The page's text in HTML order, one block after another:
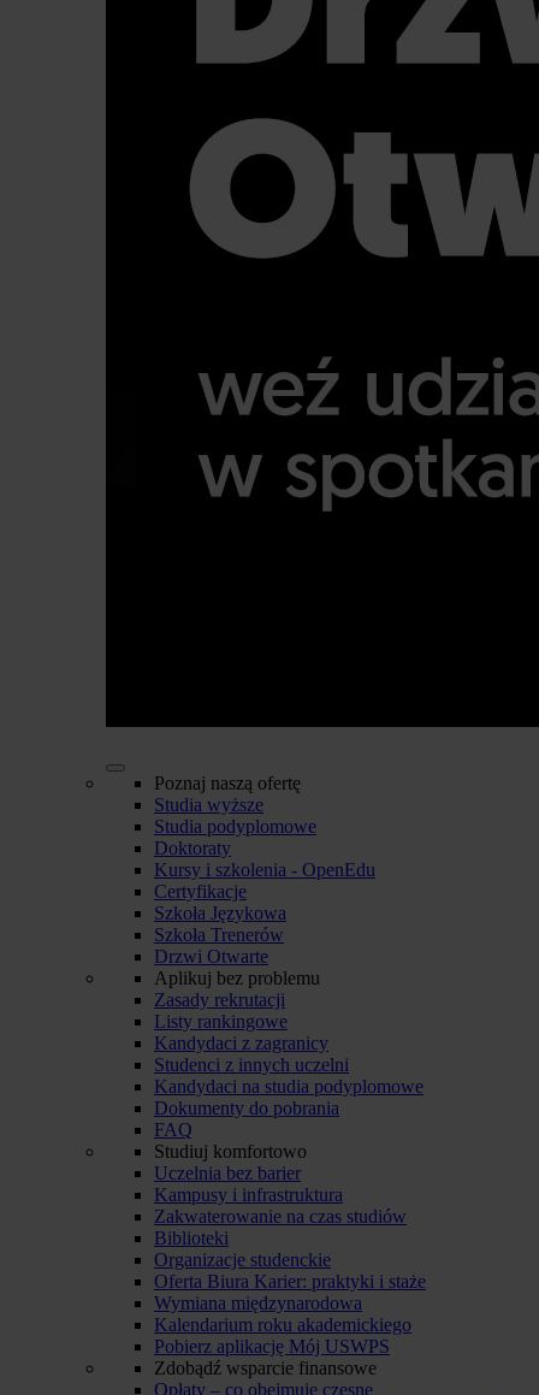
Poznaj naszą ofertę
Studia wyższe
Studia podyplomowe
Doktoraty
Kursy i szkolenia - OpenEdu
Certyfikacje
Szkoła Językowa
Szkoła Trenerów
Drzwi Otwarte
Aplikuj bez problemu
Zasady rekrutacji
Listy rankingowe
Kandydaci z zagranicy
Studenci z innych uczelni
Kandydaci na studia podyplomowe
Dokumenty do pobrania
FAQ
Studiuj komfortowo
Uczelnia bez barier
Kampusy i infrastruktura
Zakwaterowanie na czas studiów
Biblioteki
Organizacje studenckie
Oferta Biura Karier: praktyki i staże
Wymiana międzynarodowa
Kalendarium roku akademickiego
Pobierz aplikację Mój USWPS
Zdobądź wsparcie finansowe
Opłaty – co obejmuje czesne